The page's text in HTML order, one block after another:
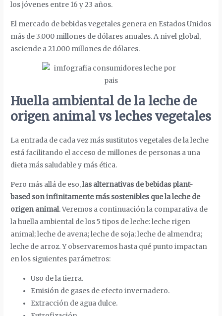
los jóvenes entre 16 y 23 años.
El mercado de bebidas vegetales genera en Estados Unidos
más de 3.000 millones de dólares anuales. A nivel global,
asciende a 21.000 millones de dólares.
Huella ambiental de la leche de
origen animal vs leches vegetales
La entrada de cada vez más sustitutos vegetales de la leche
está facilitando el acceso de millones de personas a una
dieta más saludable y más ética.
Pero más allá de eso,las alternativas de bebidas plant-
based son infinitamente más sostenibles que la leche de
origen animal. Veremos a continuación la comparativa de
la huella ambiental de los 5 tipos de leche: leche rigen
animal; leche de avena; leche de soja; leche de almendra;
leche de arroz. Y observaremos hasta qué punto impactan
en los siguientes parámetros:
Uso de la tierra.
Emisión de gases de efecto invernadero.
Extracción de agua dulce.